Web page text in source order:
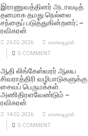
இராணுவத்தினர் அடாவடித்
தனமாக தமது நெல்லை
சந்தைப் படுத்துகின்றனர்; –
ரவிகரன்
26.02.2026
மாவையூரன்
0 COMMENT
ஆதி லிங்கேஸ்வரர் ஆலய
சிவராத்திரி வழிபாடுகளுக்கு
சைவப் பெருமக்கள்
அணிதிரளவேண்டும் –
ரவிகரன்
14.02.2026
மாவையூரன்
0 COMMENT